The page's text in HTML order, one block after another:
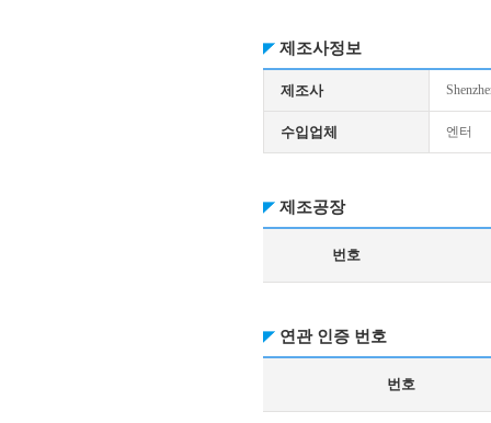
제조사정보
제조사
수입업체 엔터
제조공장
번호
연관 인증 번호
번호